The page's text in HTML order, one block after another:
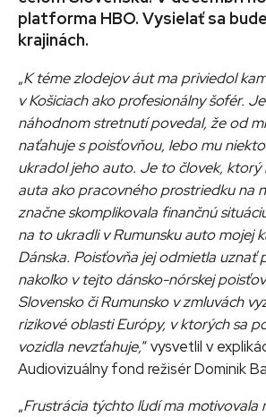
platforma HBO. Vysielať sa
krajinách.
„K téme zlodejov áut ma priviedol
v Košiciach ako profesionálny šofér.
náhodnom stretnutí povedal, že od
naťahuje s poisťovňou, lebo mu
ukradol jeho auto. Je to človek, ktorý
auta ako pracovného prostriedku na
značne skomplikovala finančnú
na to ukradli v Rumunsku auto mojej
Dánska. Poisťovňa jej odmietla uznať
nakoľko v tejto dánsko-nórskej
Slovensko či Rumunsko v zmluvách
rizikové oblasti Európy, v ktorých sa
vozidla nevzťahuje,“ vysvetlil v
Audiovizuálny fond režisér Dominik
„Frustrácia týchto ľudí ma motivovala